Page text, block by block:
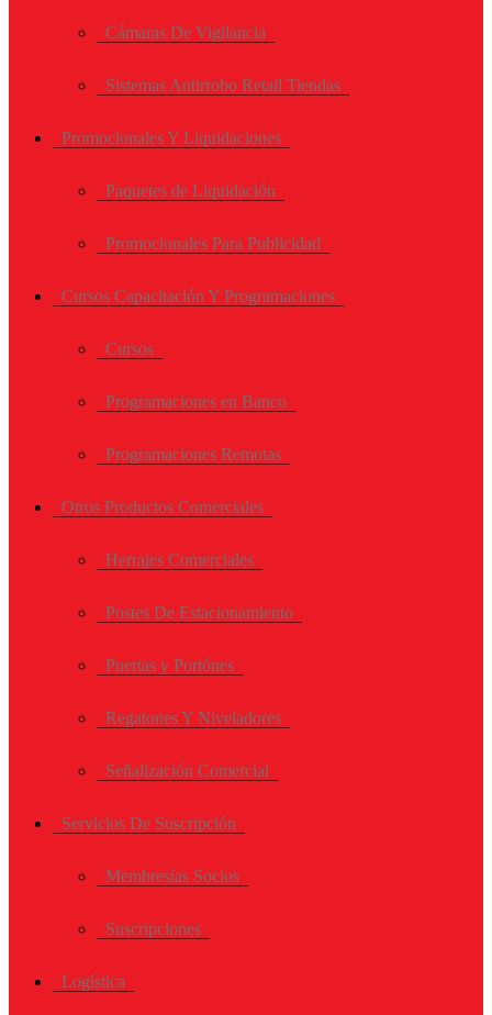
Cámaras De Vigilancia
Sistemas Antirrobo Retail Tiendas
Promocionales Y Liquidaciones
Paquetes de Liquidación
Promocionales Para Publicidad
Cursos Capacitación Y Programaciones
Cursos
Programaciones en Banco
Programaciones Remotas
Otros Productos Comerciales
Herrajes Comerciales
Postes De Estacionamiento
Puertas y Portónes
Regatones Y Niveladores
Señalización Comercial
Servicios De Suscripción
Membresías Socios
Suscripciones
Logística